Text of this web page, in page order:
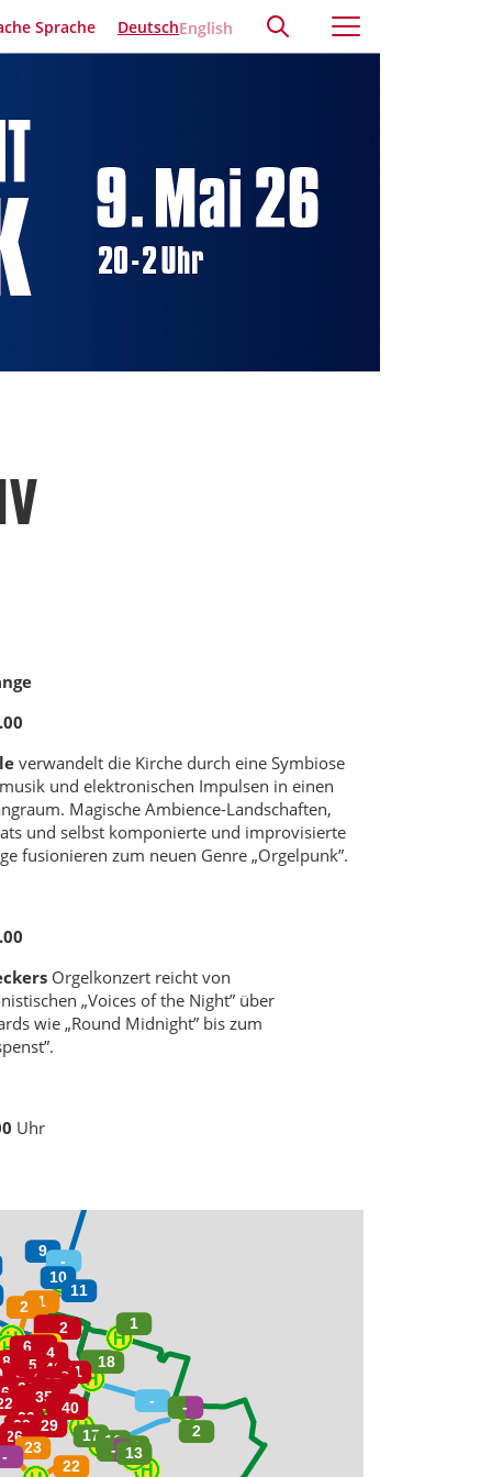
DeutschEnglish
Sprache
verwandelt die Kirche durch eine Symbiose
und elektronischen Impulsen in einen
Magische Ambience-Landschaften,
und selbst komponierte und improvisierte
fusionieren zum neuen Genre „Orgelpunk”.
Orgelkonzert reicht von
„Voices of the Night” über
wie „Round Midnight” bis zum
Uhr